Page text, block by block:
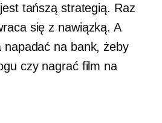
tańszą strategią. Raz
się z nawiązką. A
napadać na bank, żeby
czy nagrać film na